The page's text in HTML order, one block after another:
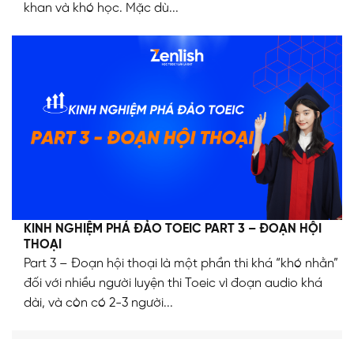
khan và khó học. Mặc dù...
KINH NGHIỆM PHÁ ĐẢO TOEIC PART 3 – ĐOẠN HỘI
THOẠI
Part 3 – Đoạn hội thoại là một phần thi khá “khó nhằn”
đối với nhiều người luyện thi Toeic vì đoạn audio khá
dài, và còn có 2-3 người...